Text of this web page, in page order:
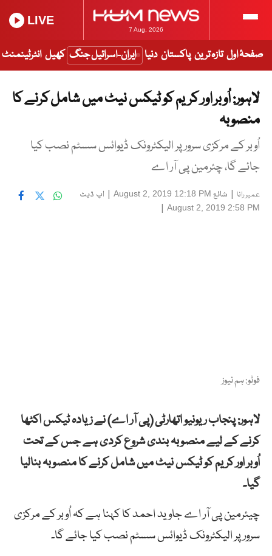
7 Aug, 2026
LIVE
صفحۂ اول تازہ ترین پاکستان دنیا ایران-اسرائیل جنگ کھیل انٹرٹینمنٹ
لاہور: اُوبر اور کریم کو ٹیکس نیٹ میں شامل کرنے کا
منصوبہ
اُوبر کے مرکزی سرور پر الیکٹرونک ڈیوائس سسٹم نصب کیا
جائے گا، چئرمین پی آر اے
عمیر رانا | شائع August 2, 2019 12:18 PM
| اپ ڈیٹ
August 2, 2019 2:58 PM
|
فوٹو: ہم نیوز
لاہور: پنجاب ریونیو اتھارٹی (پی آر اے) نے زیادہ ٹیکس اکٹھا
کرنے کے لیے منصوبہ بندی شروع کردی ہے جس کے تحت
اُوبر اور کریم کو ٹیکس نیٹ میں شامل کرنے کا منصوبہ بنالیا
گیا۔
چیئرمین پی آر اے جاوید احمد کا کہنا ہے کہ اُوبر کے مرکزی
سرور پر الیکٹرونک ڈیوائس سسٹم نصب کیا جائے گا۔